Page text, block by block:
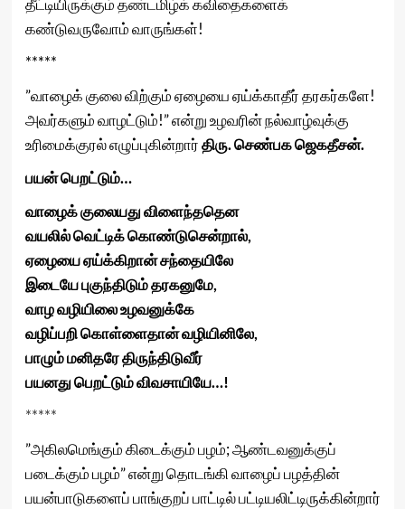
தீட்டியிருக்கும் தண்டமிழ்க் கவிதைகளைக்
கண்டுவருவோம் வாருங்கள்!
*****
”வாழைக் குலை விற்கும் ஏழையை ஏய்க்காதீர் தரகர்களே!
அவர்களும் வாழட்டும்!” என்று உழவரின் நல்வாழ்வுக்கு
உரிமைக்குரல் எழுப்புகின்றார்திரு. செண்பக ஜெகதீசன்.
பயன் பெறட்டும்…
வாழைக் குலையது விளைந்ததென
வயலில் வெட்டிக் கொண்டுசென்றால்,
ஏழையை ஏய்க்கிறான் சந்தையிலே
இடையே புகுந்திடும் தரகனுமே,
வாழ வழியிலை உழவனுக்கே
வழிப்பறி கொள்ளைதான் வழியினிலே,
பாழும் மனிதரே திருந்திடுவீர்
பயனது பெறட்டும் விவசாயியே…!
*****
”அகிலமெங்கும் கிடைக்கும் பழம்; ஆண்டவனுக்குப்
படைக்கும் பழம்” என்று தொடங்கி வாழைப் பழத்தின்
பயன்பாடுகளைப் பாங்குறப் பாட்டில் பட்டியலிட்டிருக்கின்றார்